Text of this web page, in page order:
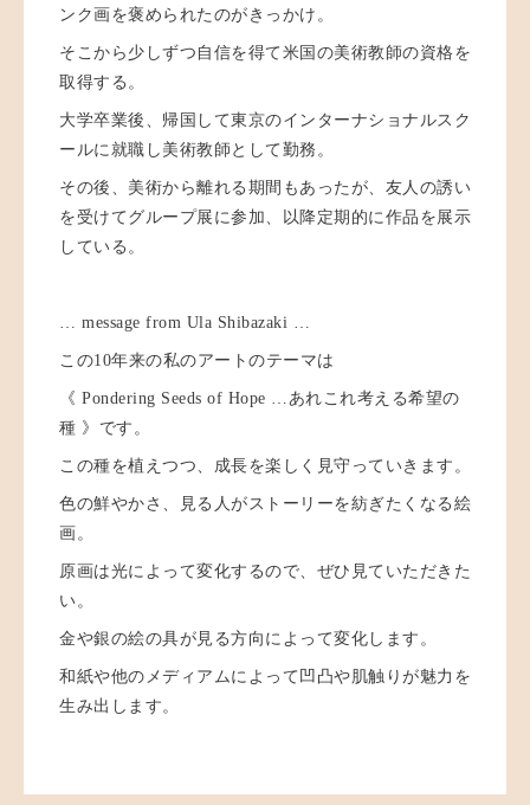
ンク画を褒められたのがきっかけ。
そこから少しずつ自信を得て米国の美術教師の資格を
取得する。
大学卒業後、帰国して東京のインターナショナルスク
ールに就職し美術教師として勤務。
その後、美術から離れる期間もあったが、友人の誘い
を受けてグループ展に参加、以降定期的に作品を展示
している。
… message from Ula Shibazaki …
この10年来の私のアートのテーマは
《 Pondering Seeds of Hope …あれこれ考える希望の
種 》です。
この種を植えつつ、成長を楽しく見守っていきます。
色の鮮やかさ、見る人がストーリーを紡ぎたくなる絵
画。
原画は光によって変化するので、ぜひ見ていただきた
い。
金や銀の絵の具が見る方向によって変化します。
和紙や他のメディアムによって凹凸や肌触りが魅力を
生み出します。